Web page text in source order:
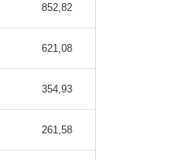
852,82
621,08
354,93
261,58